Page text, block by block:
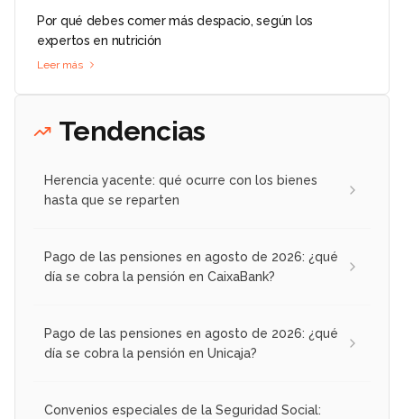
Por qué debes comer más despacio, según los
expertos en nutrición
Leer más
Tendencias
Herencia yacente: qué ocurre con los bienes
hasta que se reparten
Pago de las pensiones en agosto de 2026: ¿qué
día se cobra la pensión en CaixaBank?
Pago de las pensiones en agosto de 2026: ¿qué
día se cobra la pensión en Unicaja?
Convenios especiales de la Seguridad Social: